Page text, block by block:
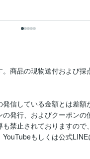
商品の現物送付および
信している金額とは差
発行、およびクーポン
禁止されておりますの
もしくは公式